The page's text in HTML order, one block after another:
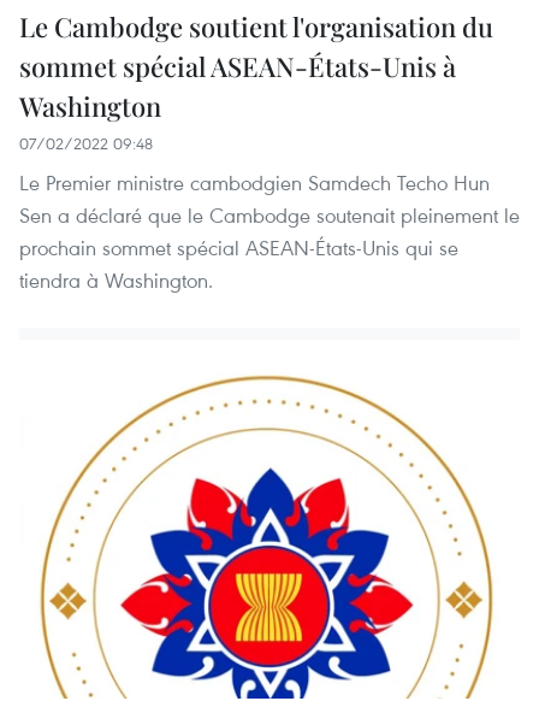
Le Cambodge soutient l'organisation du
sommet spécial ASEAN-États-Unis à
Washington
07/02/2022 09:48
Le Premier ministre cambodgien Samdech Techo Hun
Sen a déclaré que le Cambodge soutenait pleinement le
prochain sommet spécial ASEAN-États-Unis qui se
tiendra à Washington.